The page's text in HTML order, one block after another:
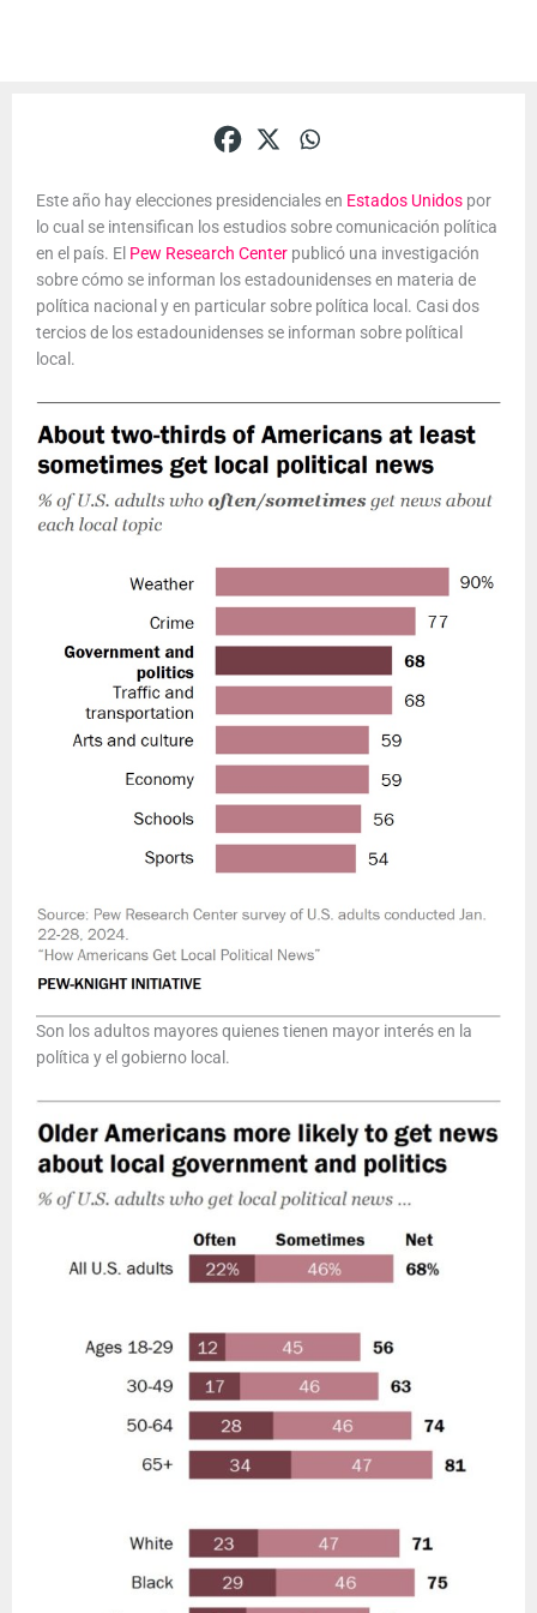
Este año hay elecciones presidenciales en Estados Unidos por
lo cual se intensifican los estudios sobre comunicación política
en el país. El Pew Research Center publicó una investigación
sobre cómo se informan los estadounidenses en materia de
política nacional y en particular sobre política local. Casi dos
tercios de los estadounidenses se informan sobre polítical
local.
Son los adultos mayores quienes tienen mayor interés en la
política y el gobierno local.